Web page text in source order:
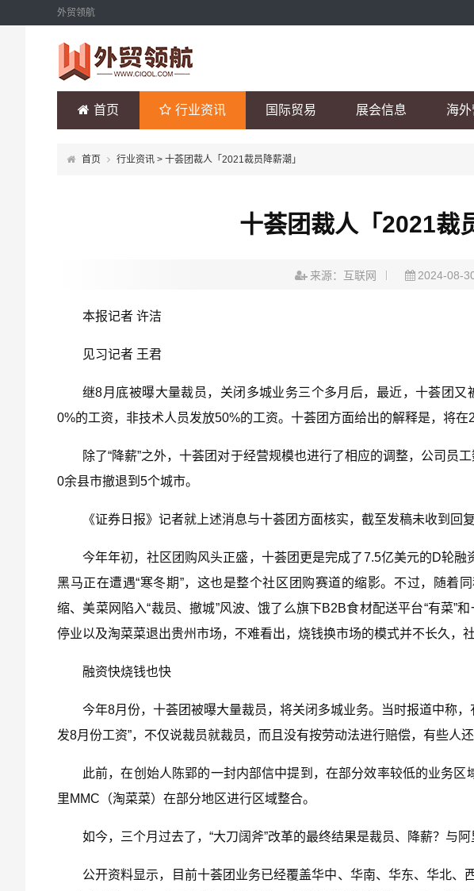
外贸领航
首页 行业资讯 国际贸易 展会信息 海
首页 行业资讯 > 十荟团裁人「2021裁员降薪潮」
十荟团裁人「2021裁
来源：互联网 2024-08-
本报记者 许洁
见习记者 王君
继8月底被曝大量裁员，关闭多城业务三个多月后，最近，十荟团
0%的工资，非技术人员发放50%的工资。十荟团方面给出的解释是，将在
除了“降薪”之外，十荟团对于经营规模也进行了相应的调整，公司员
0余县市撤退到5个城市。
《证券日报》记者就上述消息与十荟团方面核实，截至发稿未收到回复
今年年初，社区团购风头正盛，十荟团更是完成了7.5亿美元的D轮
黑马正在遭遇“寒冬期”，这也是整个社区团购赛道的缩影。不过，随着
缩、美菜网陷入“裁员、撤城”风波、饿了么旗下B2B食材配送平台“有菜”
停业以及淘菜菜退出贵州市场，不难看出，烧钱换市场的模式并不长久，
融资快烧钱也快
今年8月份，十荟团被曝大量裁员，将关闭多城业务。当时报道中称
发8月份工资”，不仅说裁员就裁员，而且没有按劳动法进行赔偿，有些人
此前，在创始人陈郢的一封内部信中提到，在部分效率较低的业务
里MMC（淘菜菜）在部分地区进行区域整合。
如今，三个月过去了，“大刀阔斧”改革的最终结果是裁员、降薪？与
公开资料显示，目前十荟团业务已经覆盖华中、华南、华东、华北